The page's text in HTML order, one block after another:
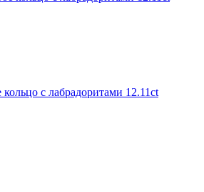
с лабрадоритами 12.11ct